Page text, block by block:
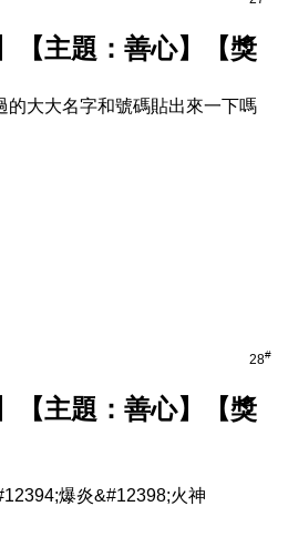
【主題：善心】【獎
的大大名字和號碼貼出來一下嗎
28#
【主題：善心】【獎
爆炎&#12398;火神